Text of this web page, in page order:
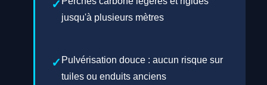
jusqu'à plusieurs mètres
Pulvérisation douce : aucun risque sur
tuiles ou enduits anciens